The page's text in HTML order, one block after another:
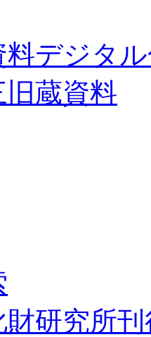
料デジタ
蔵資料
財研究所